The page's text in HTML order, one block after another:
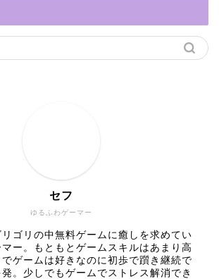
ゆるふわゲーマー
セフ
ゴリの中無料ゲームに癒しを求めてい
ー。もともとゲームスキルはあまり高
でゲームは好きなのに初歩で躓き継続で
。少しでもゲームでストレス解消でき